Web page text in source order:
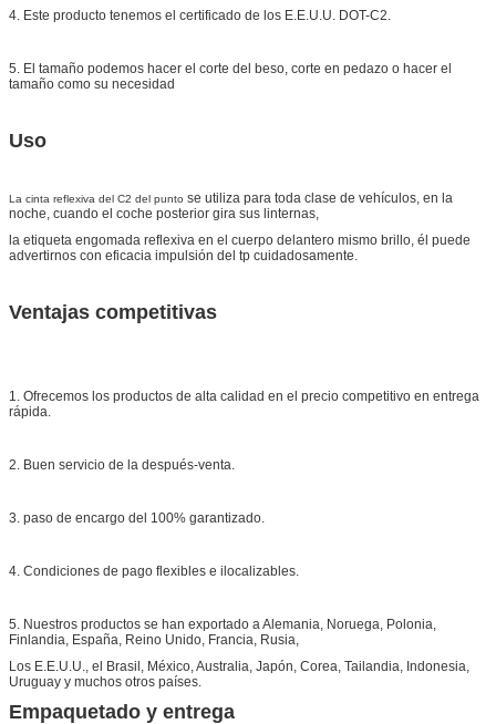
4. Este producto tenemos el certificado de los E.E.U.U. DOT-C2.
5. El tamaño podemos hacer el corte del beso, corte en pedazo o hacer el
tamaño como su necesidad
Uso
La cinta reflexiva del C2 del punto se utiliza para toda clase de vehículos, en la
noche, cuando el coche posterior gira sus linternas,
la etiqueta engomada reflexiva en el cuerpo delantero mismo brillo, él puede
advertirnos con eficacia impulsión del tp cuidadosamente.
Ventajas competitivas
1. Ofrecemos los productos de alta calidad en el precio competitivo en entrega
rápida.
2. Buen servicio de la después-venta.
3. paso de encargo del 100% garantizado.
4. Condiciones de pago flexibles e ilocalizables.
5. Nuestros productos se han exportado a Alemania, Noruega, Polonia,
Finlandia, España, Reino Unido, Francia, Rusia,
Los E.E.U.U., el Brasil, México, Australia, Japón, Corea, Tailandia, Indonesia,
Uruguay y muchos otros países.
Empaquetado y entrega